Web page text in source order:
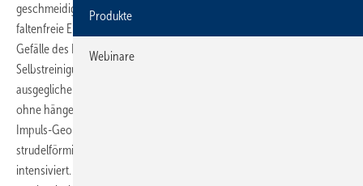
geschmeidige Dichtmanschette erleichtert laut Hersteller die
faltenfreie Einbindung in die Verbundabdichtung. Das integrierte 3D-
Gefälle des Rinnenprofils optimiert den Wasserfluss so, dass ein
Selbstreinigungseffekt entsteht und mögliche Bautoleranzen
ausgeglichen werden. Haare gelangen direkt in die Abwasserleitung,
ohne hängen zu bleiben. Ein leicht verdrehter Querschnitt (Strudel-
Impuls-Geometrie) im hinteren Teil des Ablaufs erzeugt eine
strudelförmige Wasserbewegung, die den Abfluss beschleunigt und
intensiviert. Die nach DIN EN 1253-1 geforderte Möglichkeit zur
Produkte
Webinare